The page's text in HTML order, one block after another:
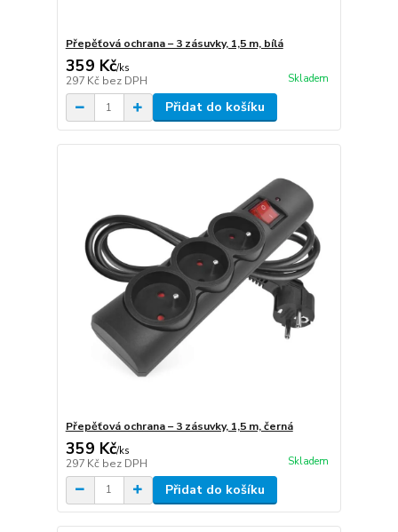
Přepěťová ochrana – 3 zásuvky, 1,5 m, bílá
359 Kč/ks
297 Kč bez DPH Skladem
Přidat do košíku
Přepěťová ochrana – 3 zásuvky, 1,5 m, černá
359 Kč/ks
297 Kč bez DPH Skladem
Přidat do košíku